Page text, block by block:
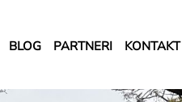
BLOG PARTNERI KONTAKT